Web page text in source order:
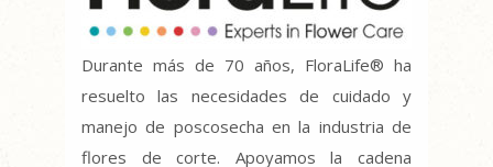
Durante más de 70 años, FloraLife® ha
resuelto las necesidades de cuidado y
manejo de poscosecha en la industria de
flores de corte. Apoyamos la cadena